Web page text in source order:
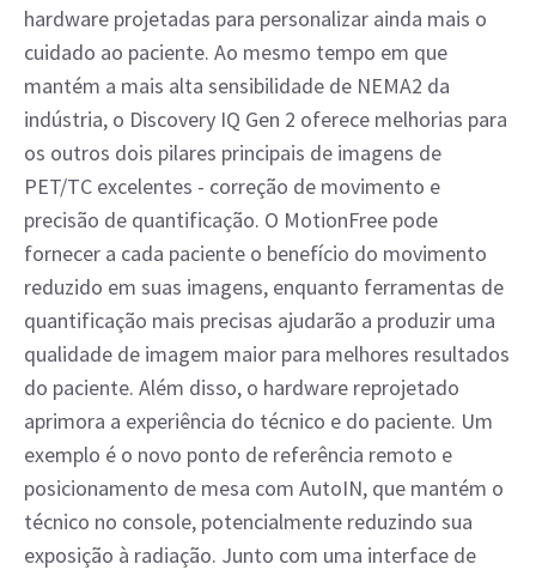
hardware projetadas para personalizar ainda mais o
cuidado ao paciente. Ao mesmo tempo em que
mantém a mais alta sensibilidade de NEMA2 da
indústria, o Discovery IQ Gen 2 oferece melhorias para
os outros dois pilares principais de imagens de
PET/TC excelentes - correção de movimento e
precisão de quantificação. O MotionFree pode
fornecer a cada paciente o benefício do movimento
reduzido em suas imagens, enquanto ferramentas de
quantificação mais precisas ajudarão a produzir uma
qualidade de imagem maior para melhores resultados
do paciente. Além disso, o hardware reprojetado
aprimora a experiência do técnico e do paciente. Um
exemplo é o novo ponto de referência remoto e
posicionamento de mesa com AutoIN, que mantém o
técnico no console, potencialmente reduzindo sua
exposição à radiação. Junto com uma interface de